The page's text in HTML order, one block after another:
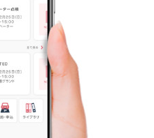
能
わせ